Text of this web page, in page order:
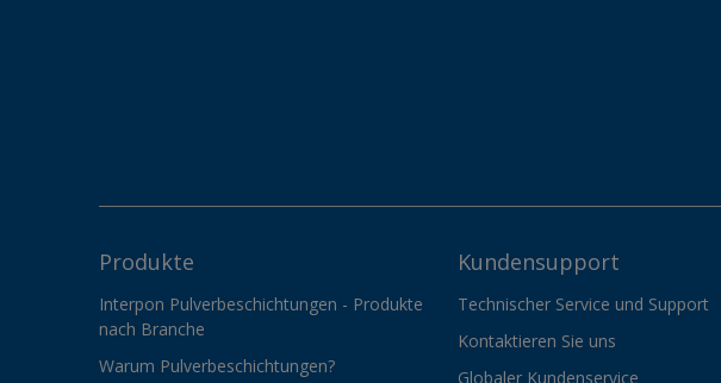
Produkte
Interpon Pulverbeschichtungen - Produkte
nach Branche
Warum Pulverbeschichtungen?
Kundensupport
Technischer Service und Support
Kontaktieren Sie uns
Globaler Kundenservice